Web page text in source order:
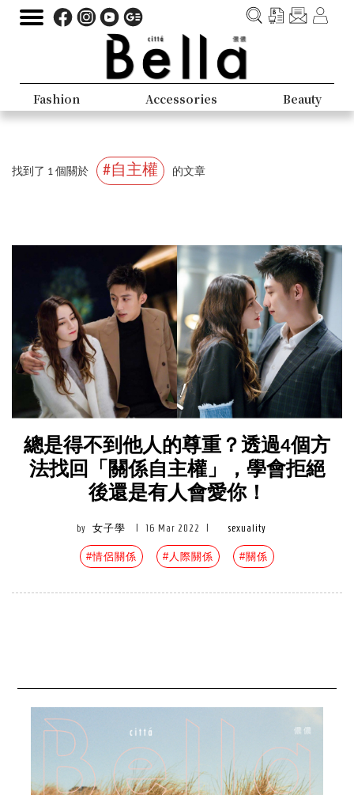
Fashion Accessories Beauty
找到了 1 個關於 #自主權 的文章
總是得不到他人的尊重？透過4個方
法找回「關係自主權」，學會拒絕
後還是有人會愛你！
by 女子學 16 Mar 2022 sexuality
#情侶關係 #人際關係 #關係